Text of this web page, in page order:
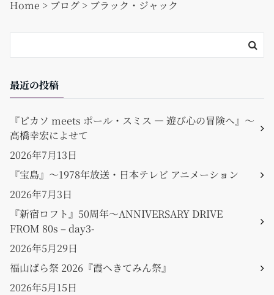
o
k
Home > ブログ > ブラック・ジャック
最近の投稿
『ピカソ meets ポール・スミス ― 遊び心の冒険へ』〜
高橋幸宏によせて
2026年7月13日
『宝島』〜1978年放送・日本テレビ アニメーション
2026年7月3日
『新宿ロフト』50周年〜ANNIVERSARY DRIVE
FROM 80s – day3-
2026年5月29日
福山ばら祭 2026『霞へきてみん祭』
2026年5月15日